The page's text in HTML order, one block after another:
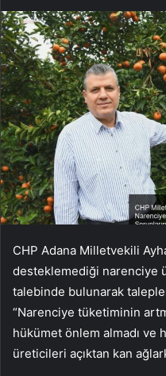
CHP Adana Milletvekili
desteklemediği narenciye
talebinde bulunarak
“Narenciye tüketiminin
hükümet önlem almadı ve
üreticileri açıktan kan